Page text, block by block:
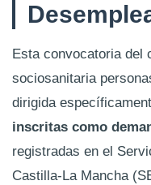
Esta convocatoria del
sociosanitaria
dirigida
inscritas como
registradas en el
Castilla-La Mancha